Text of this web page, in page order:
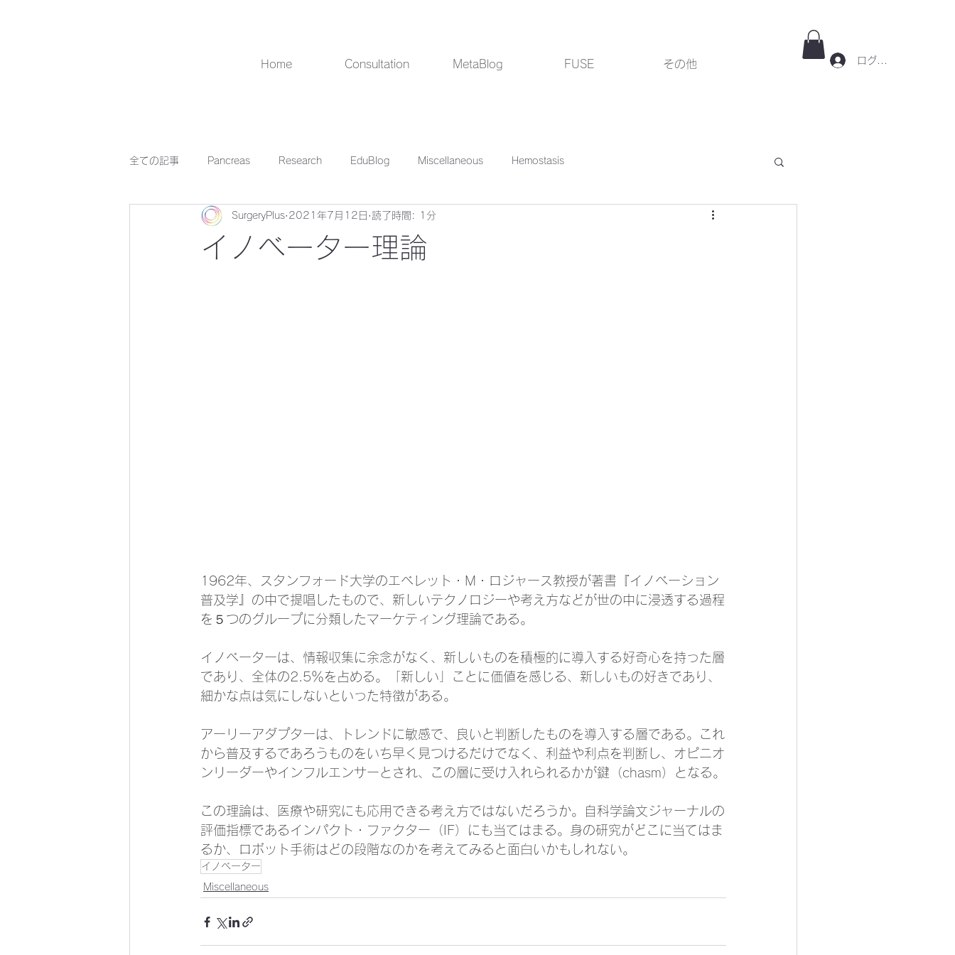
Home Consultation MetaBlog FUSE その他 ログイン
全ての記事 Pancreas Research EduBlog Miscellaneous Hemostasis
イノベーター理論
SurgeryPlus 2021年7月12日 読了時間: 1分
1962年、スタンフォード大学のエベレット・M・ロジャース教授が著書『イノベーション
普及学』の中で提唱したもので、新しいテクノロジーや考え方などが世の中に浸透する過程
を５つのグループに分類したマーケティング理論である。
​イノベーターは、情報収集に余念がなく、新しいものを積極的に導入する好奇心を持った層
であり、全体の2.5％を占める。「新しい」ことに価値を感じる、新しいもの好きであり、
細かな点は気にしないといった特徴がある。
アーリーアダプターは、トレンドに敏感で、良いと判断したものを導入する層である。これ
から普及するであろうものをいち早く見つけるだけでなく、利益や利点を判断し、オピニオ
ンリーダーやインフルエンサーとされ、この層に受け入れられるかが鍵（chasm）となる。
この理論は、​医療や研究にも応用できる考え方ではないだろうか。自科学論文ジャーナルの
評価指標であるインパクト・ファクター（IF）にも当てはまる。身の研究がどこに当てはま
るか、ロボット手術はどの段階なのかを考えてみると面白いかもしれない。
イノベーター
Miscellaneous